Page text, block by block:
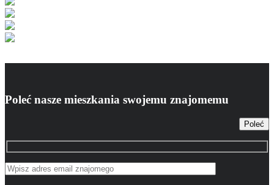
Poleć nasze mieszkania swojemu znajomemu
Poleć